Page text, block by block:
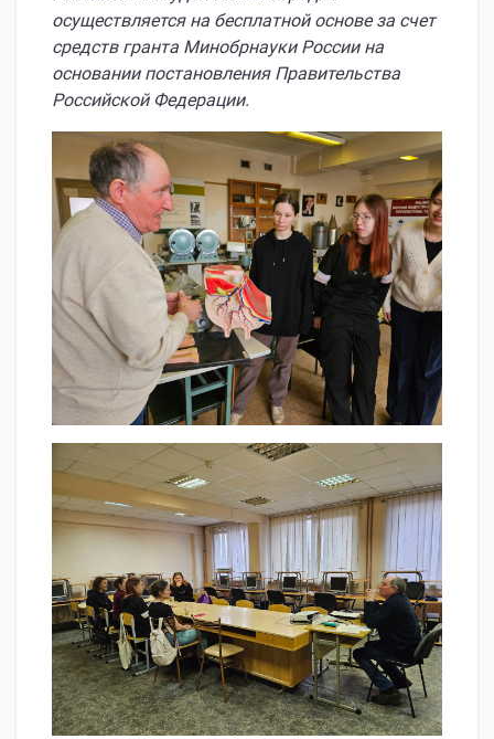
осуществляется на бесплатной основе за счет
средств гранта Минобрнауки России на
основании постановления Правительства
Российской Федерации.